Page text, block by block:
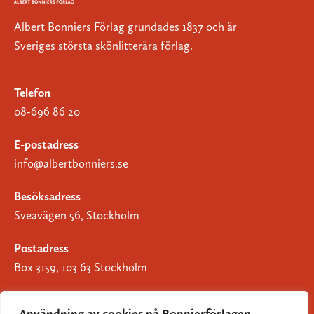
Albert Bonniers Förlag grundades 1837 och är
Sveriges största skönlitterära förlag.
Telefon
08-696 86 20
E-postadress
info@albertbonniers.se
Besöksadress
Sveavägen 56, Stockholm
Postadress
Box 3159, 103 63 Stockholm